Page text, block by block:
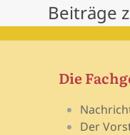
Beiträge
Die
Der